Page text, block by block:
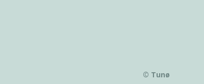
© Tunø